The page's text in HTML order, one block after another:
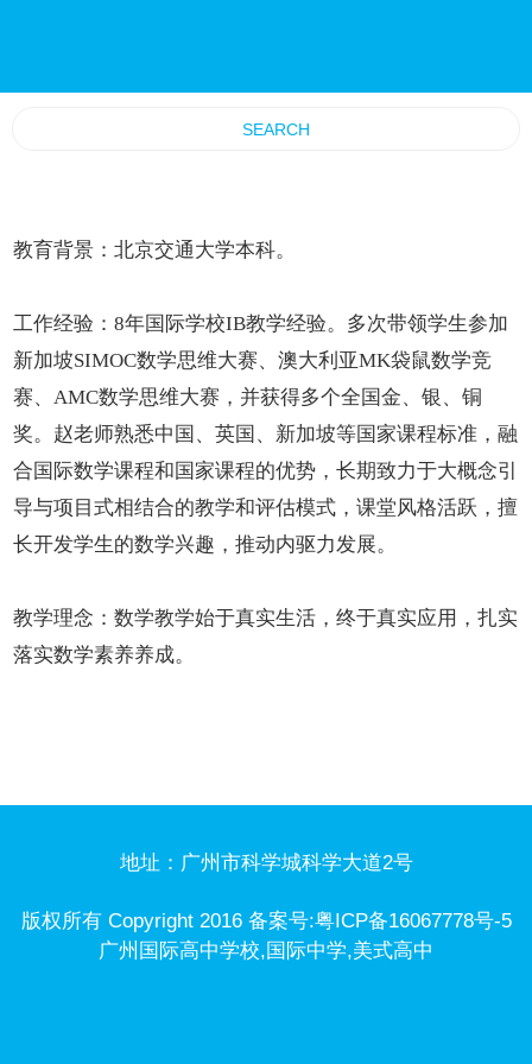
教育背景：北京交通大学本科。
工作经验：8年国际学校IB教学经验。多次带领学生参加
新加坡SIMOC数学思维大赛、澳大利亚MK袋鼠数学竞
赛、AMC数学思维大赛，并获得多个全国金、银、铜
奖。赵老师熟悉中国、英国、新加坡等国家课程标准，融
合国际数学课程和国家课程的优势，长期致力于大概念引
导与项目式相结合的教学和评估模式，课堂风格活跃，擅
长开发学生的数学兴趣，推动内驱力发展。
教学理念：数学教学始于真实生活，终于真实应用，扎实
落实数学素养养成。
地址：广州市科学城科学大道2号
版权所有 Copyright 2016 备案号:粤ICP备16067778号-5
广州国际高中学校,国际中学,美式高中